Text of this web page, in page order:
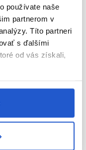
používate naše
partnerom v
Títo partneri
s ďalšími
od vás získali,
ochrana na vlasy 250ml
kozmetika